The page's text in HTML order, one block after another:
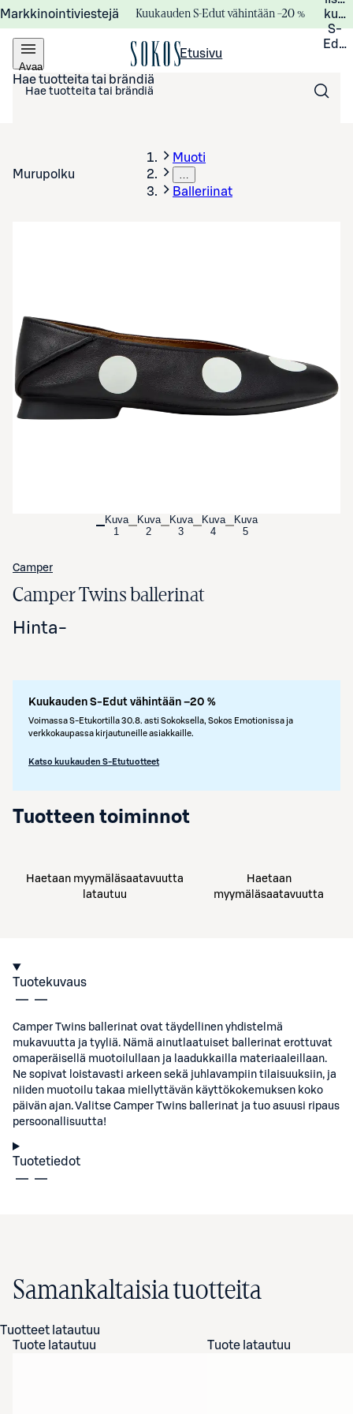
Markkinointiviestejä Kuukauden S-Edut vähintään –20 %
S-
Avaa
valikko
Etusivu
Hae tuotteita tai brändiä
Murupolku
Muoti
…
Balleriinat
Avaa tuotekuva suurennettuna
Kuva
1
Kuva
2
Kuva
3
Kuva
4
Kuva
5
Camper
Camper Twins ballerinat
Hinta-
Kuukauden S-Edut vähintään –20 %
Voimassa S-Etukortilla 30.8. asti Sokoksella, Sokos Emotionissa ja
verkkokaupassa kirjautuneille asiakkaille.
Katso kuukauden S-Etutuotteet
Tuotteen toiminnot
Haetaan myymäläsaatavuutta
latautuu
Haetaan
myymäläsaatavuutta
Tuotekuvaus
Camper Twins ballerinat ovat täydellinen yhdistelmä
mukavuutta ja tyyliä. Nämä ainutlaatuiset ballerinat erottuvat
omaperäisellä muotoilullaan ja laadukkailla materiaaleillaan.
Ne sopivat loistavasti arkeen sekä juhlavampiin tilaisuuksiin, ja
niiden muotoilu takaa miellyttävän käyttökokemuksen koko
päivän ajan. Valitse Camper Twins ballerinat ja tuo asuusi ripaus
persoonallisuutta!
Tuotetiedot
Samankaltaisia tuotteita
Tuotteet latautuu
Tuote latautuu
Tuote latautuu